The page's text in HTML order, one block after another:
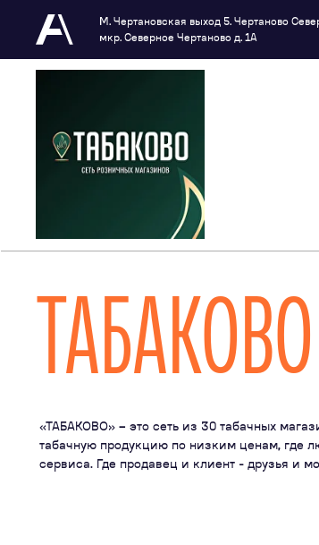
М. Чертановская выход 5. Чертаново
мкр. Северное Чертаново д. 1А
ТАБАКОВО
«ТАБАКОВО» – это сеть из 30 табачных
табачную продукцию по низким ценам, где
сервиса. Где продавец и клиент - друзья и